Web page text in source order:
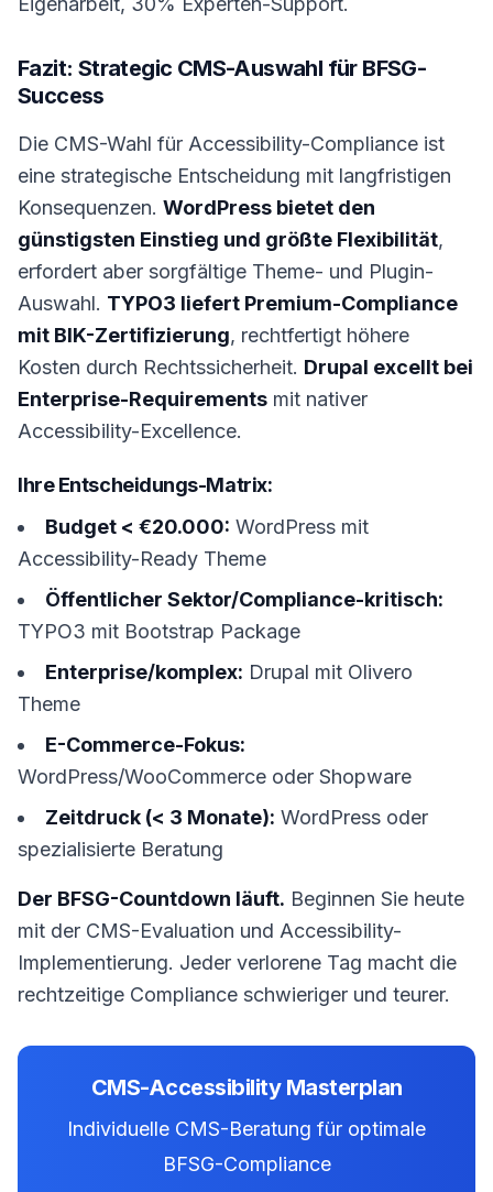
Fazit: Strategic CMS-Auswahl für BFSG-
Success
Die CMS-Wahl für Accessibility-Compliance ist
eine strategische Entscheidung mit langfristigen
Konsequenzen. WordPress bietet den
günstigsten Einstieg und größte Flexibilität,
erfordert aber sorgfältige Theme- und Plugin-
Auswahl. TYPO3 liefert Premium-Compliance
mit BIK-Zertifizierung, rechtfertigt höhere
Kosten durch Rechtssicherheit. Drupal excellt bei
Enterprise-Requirements mit nativer
Accessibility-Excellence.
Ihre Entscheidungs-Matrix:
Budget < €20.000: WordPress mit
Accessibility-Ready Theme
Öffentlicher Sektor/Compliance-kritisch:
TYPO3 mit Bootstrap Package
Enterprise/komplex: Drupal mit Olivero
Theme
E-Commerce-Fokus:
WordPress/WooCommerce oder Shopware
Zeitdruck (< 3 Monate): WordPress oder
spezialisierte Beratung
Der BFSG-Countdown läuft. Beginnen Sie heute
mit der CMS-Evaluation und Accessibility-
Implementierung. Jeder verlorene Tag macht die
rechtzeitige Compliance schwieriger und teurer.
CMS-Accessibility Masterplan
Individuelle CMS-Beratung für optimale
BFSG-Compliance